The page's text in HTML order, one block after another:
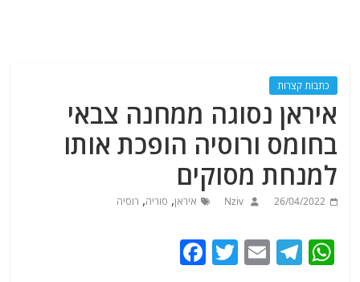
כתבות קצרות
איראן נסוגה ממחנה צבאי
בחומס ורוסיה הופכת אותו
למנחת מסוקים
26/04/2022
Nziv איראן, סוריה, רוסיה
W
T
E
T